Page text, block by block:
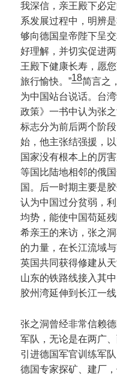
我深信，亲王殿下必
系发展过程中，明辨
够向德国皇帝陛下呈
好理解，并切实促进
王殿下健康长寿，愿
旅行愉快。”18简言之
为中国站台说话。台
政策》一书中认为张
标志分为前后两个阶
始，他主张结强援，
国家没有根本上的厉
等国比陆地相邻的俄
国。后一时期主要是
认为中国过分贫弱，
均势，能使中国苟延
希亲王的来访，张之
的力量，在长江流域
英国共同获得修建从
山东的铁路线接入其
胶州湾延伸到长江一
张之洞曾经非常信赖
军队，无论是在两广
引进德国军官训练军
德国专家探矿、建厂